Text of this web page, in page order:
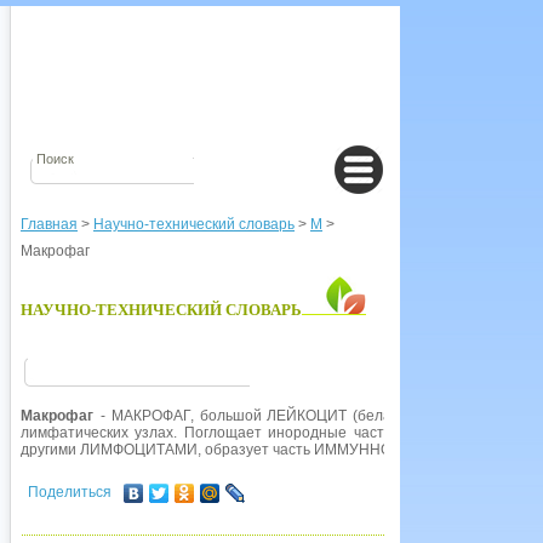
Главная > Научно-технический словарь > М >
Макрофаг
НАУЧНО-ТЕХНИЧЕСКИЙ СЛОВАРЬ
Макрофаг - МАКРОФАГ, большой ЛЕЙКОЦИТ (белая кровяная клетка),
лимфатических узлах. Поглощает инородные частицы и
другими ЛИМФОЦИТАМИ, образует часть ИММУННОЙ СИСТЕМЫ
Поделиться